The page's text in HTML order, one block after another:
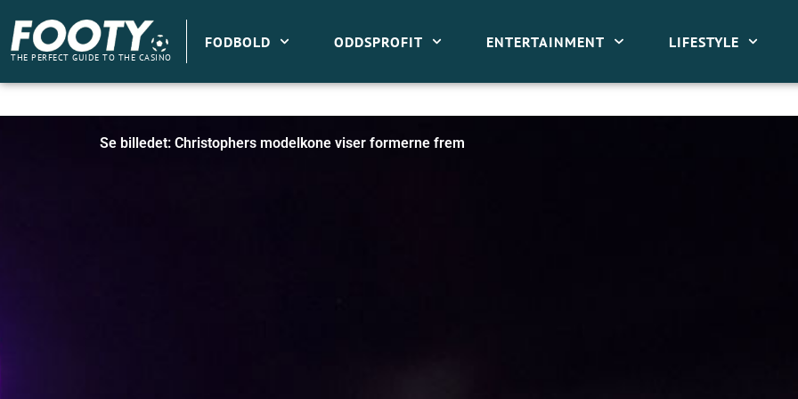
indholdet
THE PERFECT GUIDE TO THE CASINO
FODBOLD ODDSPROFIT ENTERTAINMENT LIFESTYLE
Se billedet: Christophers modelkone viser formerne frem